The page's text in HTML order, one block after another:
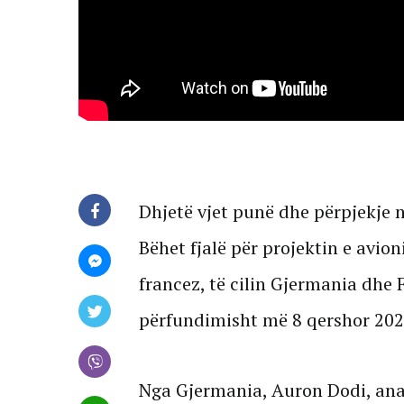
Dhjetë vjet punë dhe përpjekje
Bëhet fjalë për projektin e
francez, të cilin Gjermania dhe
përfundimisht më 8 qershor
Nga Gjermania, Auron Dodi,